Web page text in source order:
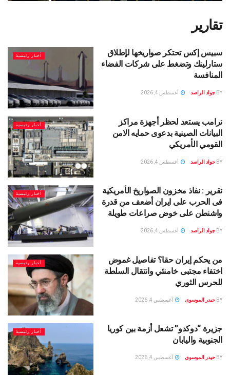
تقارير
أخبار رئيسية
سبيس إكس تحتكر صواريخها لإطلاق
ستارلينك وتضغط على شركات الفضاء
المنافسة
BY جواد الراصد أغسطس 4, 2026
أخبار رئيسية
ترامب يستعد لحظر أجهزة مراكز
البيانات الصينية بدعوى حمايه الامن
القومي الأمريكي
BY جواد الراصد أغسطس 4, 2026
أخبار رئيسية
تقرير : نفاذ مخزون الصواريخ الأمريكية
فى الحرب على ايران أضعف من قدرة
واشنطن على خوض صراعات طويلة
BY جواد الراصد أغسطس 4, 2026
أخبار رئيسية
من يحكم إيران حقا؟ تفاصيل غموض
اختفاء مجتبى خامنئي وانتقال السلطة
للحرس الثوري
BY حيدر الموسوى أغسطس 4, 2026
أخبار رئيسية
جزيرة “دوكدو” تشعل أزمة بين كوريا
الجنوبية واليابان
BY حيدر الموسوى أغسطس 4, 2026